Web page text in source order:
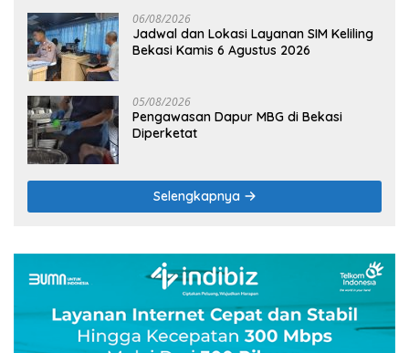
06/08/2026
Jadwal dan Lokasi Layanan SIM Keliling
Bekasi Kamis 6 Agustus 2026
05/08/2026
Pengawasan Dapur MBG di Bekasi
Diperketat
Selengkapnya